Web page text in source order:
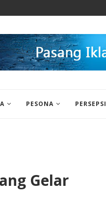
PESONA PERSEPSI
Gelar